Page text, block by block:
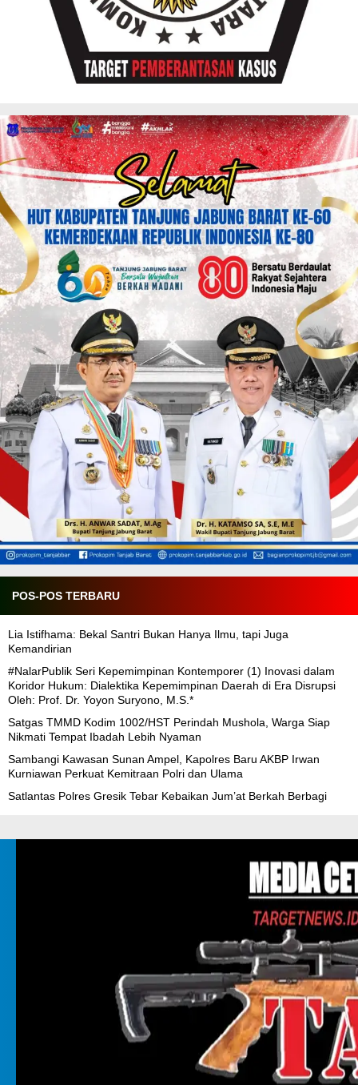
POS-POS TERBARU
Lia Istifhama: Bekal Santri Bukan Hanya Ilmu, tapi Juga
Kemandirian
#NalarPublik Seri Kepemimpinan Kontemporer (1) Inovasi dalam
Koridor Hukum: Dialektika Kepemimpinan Daerah di Era Disrupsi
Oleh: Prof. Dr. Yoyon Suryono, M.S.*
Satgas TMMD Kodim 1002/HST Perindah Mushola, Warga Siap
Nikmati Tempat Ibadah Lebih Nyaman
Sambangi Kawasan Sunan Ampel, Kapolres Baru AKBP Irwan
Kurniawan Perkuat Kemitraan Polri dan Ulama
Satlantas Polres Gresik Tebar Kebaikan Jum’at Berkah Berbagi